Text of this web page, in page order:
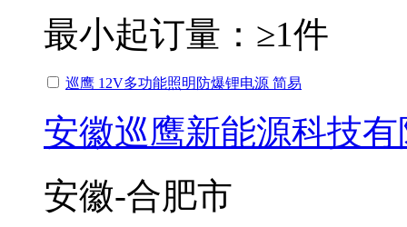
最小起订量： ≥1件
巡鹰 12V多功能照明防爆锂电源 简易
安徽巡鹰新能源科技
安徽-合肥市